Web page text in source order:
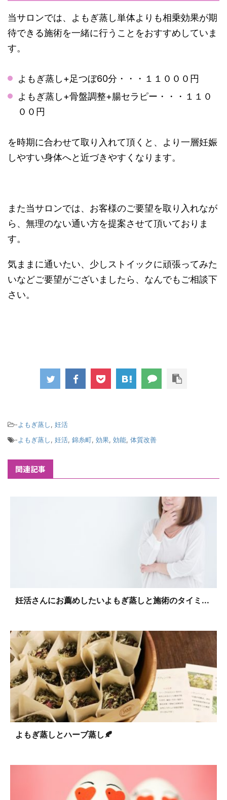
当サロンでは、よもぎ蒸し単体よりも相乗効果が期
待できる施術を一緒に行うことをおすすめしていま
す。
よもぎ蒸し+足つぼ60分・・・１１０００円
よもぎ蒸し+骨盤調整+腸セラピー・・・１１０
００円
を時期に合わせて取り入れて頂くと、より一層妊娠
しやすい身体へと近づきやすくなります。
また当サロンでは、お客様のご要望を取り入れなが
ら、無理のない通い方を提案させて頂いておりま
す。
気ままに通いたい、少しストイックに頑張ってみた
いなどご要望がございましたら、なんでもご相談下
さい。
-よもぎ蒸し, 妊活
-よもぎ蒸し, 妊活, 錦糸町, 効果, 効能, 体質改善
関連記事
妊活さんにお薦めしたいよもぎ蒸しと施術のタイミ...
よもぎ蒸しとハーブ蒸し🍂